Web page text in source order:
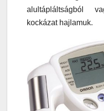
alultápláltságból
kockázat hajlamuk.